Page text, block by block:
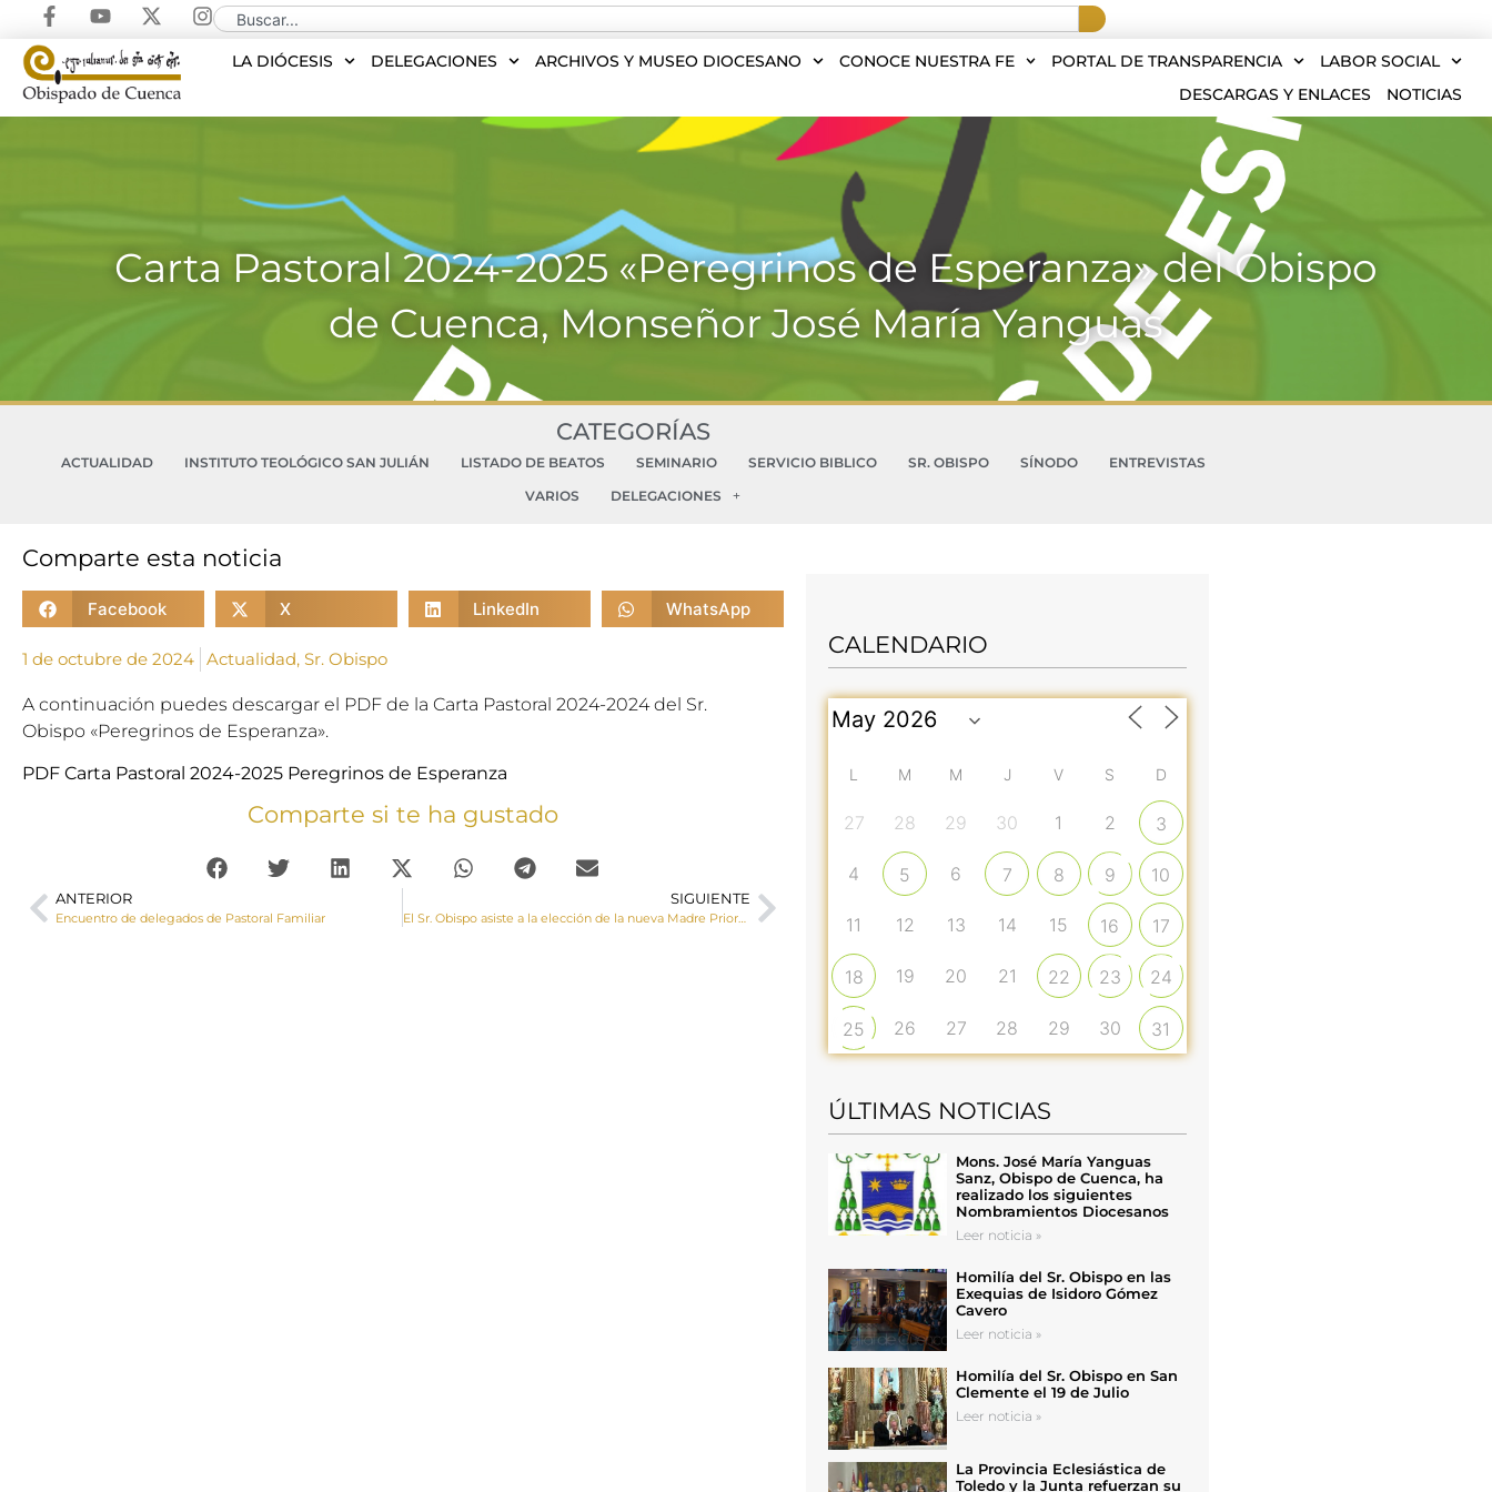
LA DIÓCESIS DELEGACIONES ARCHIVOS Y MUSEO DIOCESANO CONOCE NUESTRA FE PORTAL DE TRANSPARENCIA
LABOR SOCIAL
DESCARGAS Y ENLACES
NOTICIAS
Carta Pastoral 2024-2025 «Peregrinos de Esperanza» del Obispo
de Cuenca, Monseñor José María Yanguas
CATEGORÍAS
ACTUALIDAD INSTITUTO TEOLÓGICO SAN JULIÁN LISTADO DE BEATOS SEMINARIO SERVICIO BIBLICO SR. OBISPO SÍNODO
ENTREVISTAS
VARIOS
DELEGACIONES
Comparte esta noticia
Facebook X LinkedIn WhatsApp
1 de octubre de 2024 Actualidad, Sr. Obispo
A continuación puedes descargar el PDF de la Carta Pastoral 2024-2024 del Sr.
Obispo «Peregrinos de Esperanza».
PDF Carta Pastoral 2024-2025 Peregrinos de Esperanza
Comparte si te ha gustado
ANTERIOR
Encuentro de delegados de Pastoral Familiar
SIGUIENTE
El Sr. Obispo asiste a la elección de la nueva Madre Priora y Consejeras en el Monasterio de las MM. Trinitarias de San Clemente
CALENDARIO
L M M J V S D
27 28 29 30 1 2 3
4 5 6 7 8 9 10
11 12 13 14 15 16 17
18 19 20 21 22 23 24
25 26 27 28 29 30 31
ÚLTIMAS NOTICIAS
Mons. José María Yanguas
Sanz, Obispo de Cuenca, ha
realizado los siguientes
Nombramientos Diocesanos
Leer noticia »
Homilía del Sr. Obispo en las
Exequias de Isidoro Gómez
Cavero
Leer noticia »
Homilía del Sr. Obispo en San
Clemente el 19 de Julio
Leer noticia »
La Provincia Eclesiástica de
Toledo y la Junta refuerzan su